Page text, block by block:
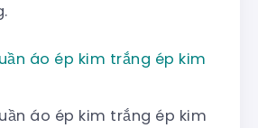
áo ép kim trắng ép kim